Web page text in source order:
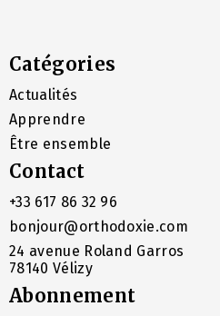
Catégories
Actualités
Apprendre
Être ensemble
Contact
+33 617 86 32 96
bonjour@orthodoxie.com
24 avenue Roland Garros
78140 Vélizy
Abonnement